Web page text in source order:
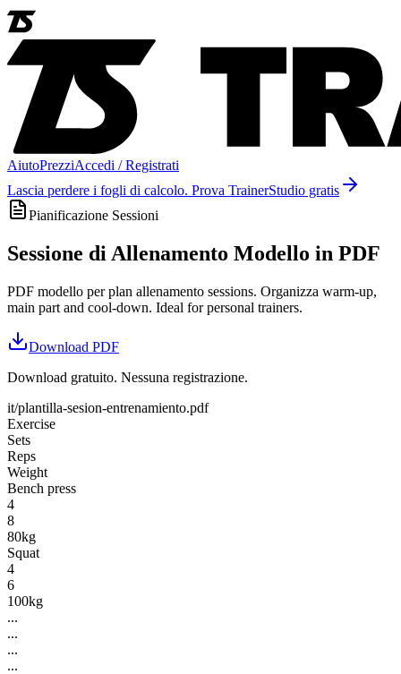
AiutoPrezziAccedi / Registrati
Lascia perdere i fogli di calcolo. Prova TrainerStudio gratis
Pianificazione Sessioni
Sessione di Allenamento Modello in PDF
PDF modello per plan allenamento sessions. Organizza warm-up,
main part and cool-down. Ideal for personal trainers.
Download PDF
Download gratuito. Nessuna registrazione.
it/plantilla-sesion-entrenamiento.pdf
Exercise
Sets
Reps
Weight
Bench press
4
8
80kg
Squat
4
6
100kg
...
...
...
...